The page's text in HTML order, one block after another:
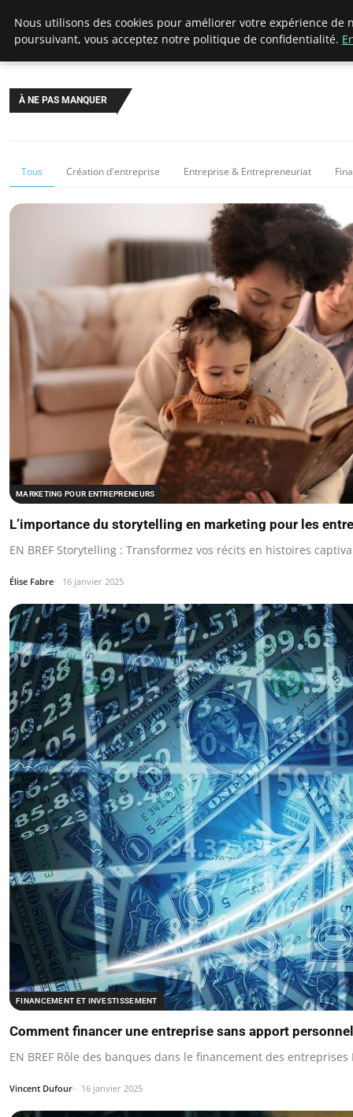
LECFCM
À NE PAS MANQUER
Tous Création d'entreprise Entreprise & Entrepreneuriat
MARKETING POUR ENTREPRENEURS
L’importance du storytelling en marketing pour les
EN BREF Storytelling : Transformez vos récits en histoires
Élise Fabre 16 janvier 2025
FINANCEMENT ET INVESTISSEMENT
Comment financer une entreprise sans apport personnel
EN BREF Rôle des banques dans le financement des
Vincent Dufour 16 janvier 2025
Nous utilisons des cookies pour améliorer votre expérience de
poursuivant, vous acceptez notre politique de confidentialité.